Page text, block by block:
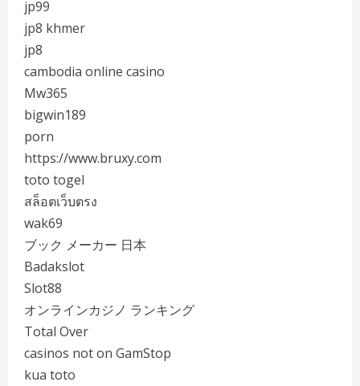
jp99
jp8 khmer
jp8
cambodia online casino
Mw365
bigwin189
porn
https://www.bruxy.com
toto togel
สล็อตเว็บตรง
wak69
ブック メーカー 日本
Badakslot
Slot88
オンラインカジノ ランキング
Total Over
casinos not on GamStop
kua toto